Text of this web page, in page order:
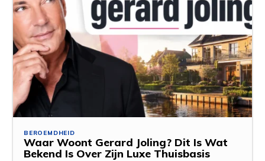
BEROEMDHEID
Waar Woont Gerard Joling? Dit Is Wat
Bekend Is Over Zijn Luxe Thuisbasis